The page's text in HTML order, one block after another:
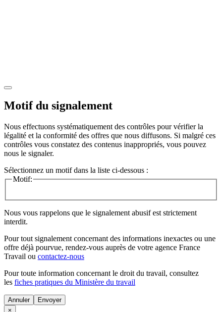
Motif du signalement
Nous effectuons systématiquement des contrôles pour vérifier la
légalité et la conformité des offres que nous diffusons. Si malgré ces
contrôles vous constatez des contenus inappropriés, vous pouvez
nous le signaler.
Sélectionnez un motif dans la liste ci-dessous :
Motif:
Nous vous rappelons que le signalement abusif est strictement
interdit.
Pour tout signalement concernant des informations inexactes ou une
offre déjà pourvue, rendez-vous auprès de votre agence France
Travail ou contactez-nous
Pour toute information concernant le droit du travail, consultez
les fiches pratiques du Ministère du travail
Annuler
×